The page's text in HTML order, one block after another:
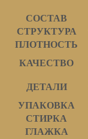
СОСТАВ
СТРУКТУРА
ПЛОТНОСТЬ
КАЧЕСТВО
ДЕТАЛИ
УПАКОВКА
СТИРКА
ГЛАЖКА